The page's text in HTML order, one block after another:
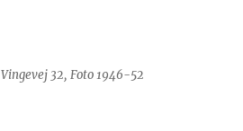
Vingevej 32, Foto 1946-52